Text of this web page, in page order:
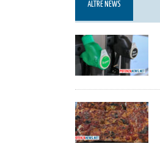
ALTRE NEWS